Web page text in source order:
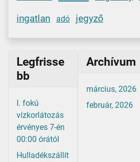
ingatlan
adó jegyző
Legfrisse
bb
I. fokú
vízkorlátozás
érvényes 7-én
00:00 órától
Hulladékszállít
Archívum
március, 2026
február, 2026